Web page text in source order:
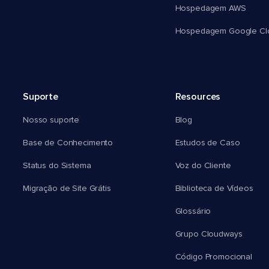
Hospedagem AWS
Hospedagem Google
Suporte
Nosso suporte
Base de Conhecimento
Status do Sistema
Migração de Site Grátis
Resources
Blog
Estudos de Caso
Voz do Cliente
Biblioteca de Vídeos
Glossário
Grupo Cloudways
Código Promocional